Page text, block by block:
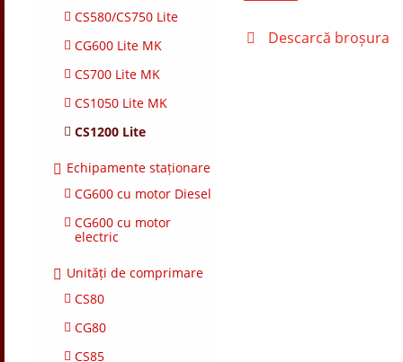
CS580/CS750 Lite
CG600 Lite MK
CS700 Lite MK
CS1050 Lite MK
CS1200 Lite
Echipamente staționare
CG600 cu motor Diesel
CG600 cu motor
electric
Unități de comprimare
CS80
CG80
CS85
Descarcă broșura